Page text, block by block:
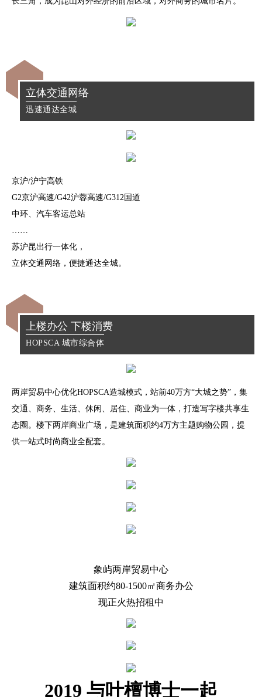
立体交通网络
迅速通达全城
京沪/沪宁高铁
G2京沪高速/G42沪蓉高速/G312国道
中环、汽车客运总站
苏沪昆出行一体化，
立体交通网络，便捷通达全城。
上楼办公 下楼消费
HOPSCA 城市综合体
两岸贸易中心优化HOPSCA造城模式， 站前40万方“大城之势”，集
交通、商务、生活、休闲、居住、商业为一体， 打造写字楼共享生
态圈。 楼下两岸商业广场，是建筑面积约4万方主题购物公园，提
供一站式时尚商业全配套。
象屿两岸贸易中心
建筑面积约80-1500㎡商务办公
现正火热招租中
2019 与叶檀博士一起